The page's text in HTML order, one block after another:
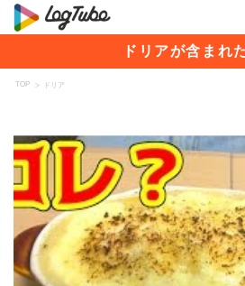
ドリアが含まれ
TOP > ドリア